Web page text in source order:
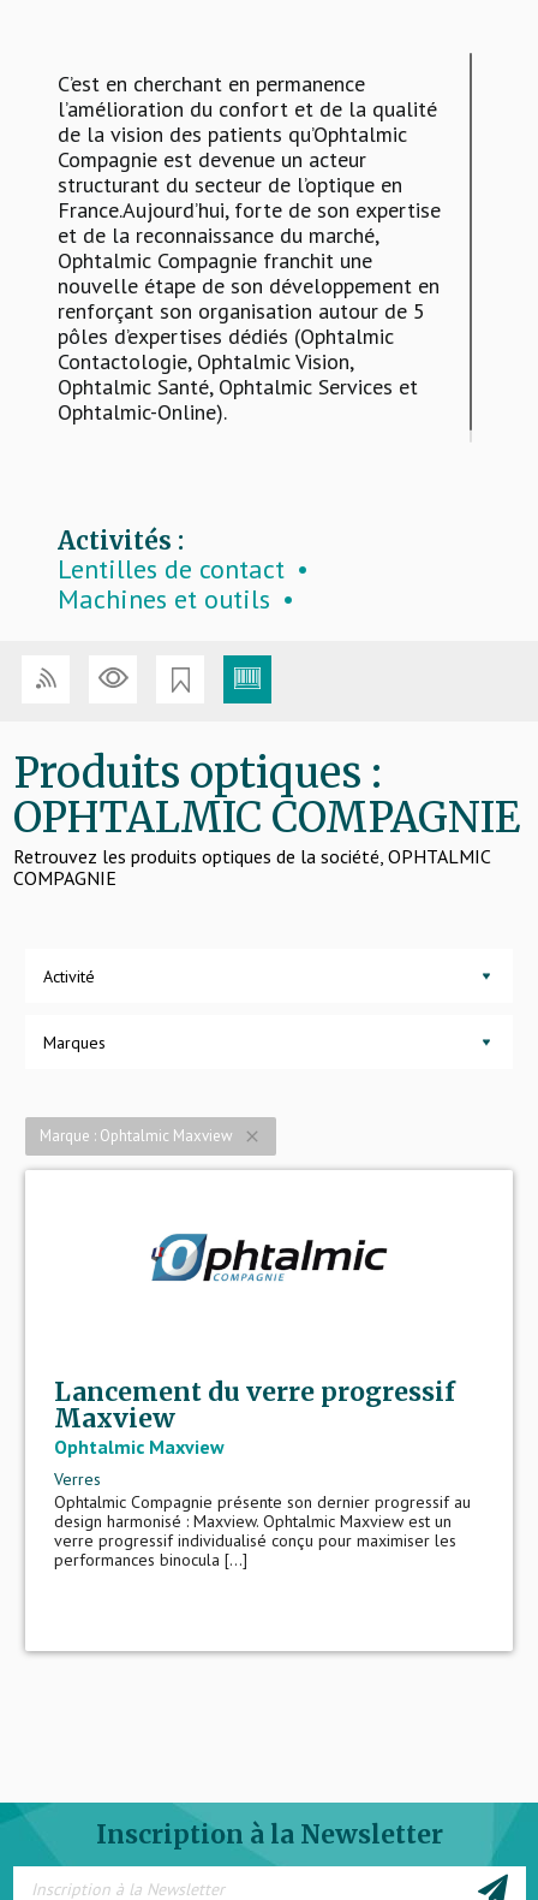
C’est en cherchant en permanence
l’amélioration du confort et de la qualité
de la vision des patients qu’Ophtalmic
Compagnie est devenue un acteur
structurant du secteur de l’optique en
France.Aujourd’hui, forte de son expertise
et de la reconnaissance du marché,
Ophtalmic Compagnie franchit une
nouvelle étape de son développement en
renforçant son organisation autour de 5
pôles d’expertises dédiés (Ophtalmic
Contactologie, Ophtalmic Vision,
Ophtalmic Santé, Ophtalmic Services et
Ophtalmic-Online).
Activités :
Lentilles de contact
Machines et outils
Produits d’entretien lentilles
Verres
Produits optiques :
OPHTALMIC COMPAGNIE
Retrouvez les produits optiques de la société, OPHTALMIC
COMPAGNIE
Activité
Marques
Marque : Ophtalmic Maxview close
Lancement du verre progressif
Maxview
Ophtalmic Maxview
Verres
Ophtalmic Compagnie présente son dernier progressif au
design harmonisé : Maxview. Ophtalmic Maxview est un
verre progressif individualisé conçu pour maximiser les
performances binocula [...]
Inscription à la Newsletter